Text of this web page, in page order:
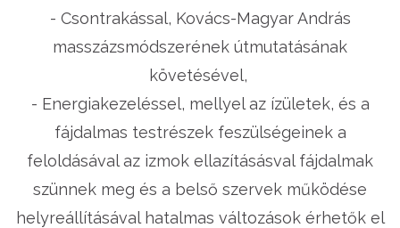
- Csontrakással, Kovács-Magyar András
masszázsmódszerének útmutatásának
követésével,
- Energiakezeléssel, mellyel az ízületek, és a
fájdalmas testrészek feszülségeinek a
feloldásával az izmok ellazításásval fájdalmak
szünnek meg és a belső szervek működése
helyreállításával hatalmas változások érhetők el